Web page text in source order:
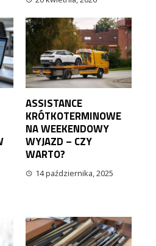
ASSISTANCE
KRÓTKOTERMINOWE
NA WEEKENDOWY
WYJAZD – CZY
WARTO?
14 października, 2025